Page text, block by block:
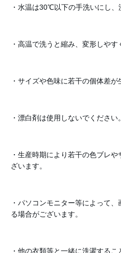
・水温は30℃以下の手洗いにし、
・高温で洗うと縮み、変形しやす
・サイズや色味に若干の個体差が
・漂白剤は使用しないでください。
・生産時期により若干の色ブレ
ざいます。
・パソコンモニター等によって
る場合がございます。
・他の衣類等と一緒に洗濯する